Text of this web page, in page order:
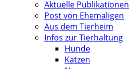
Aktuelle Publikationen
Post von Ehemaligen
Aus dem Tierheim
Infos zur Tierhaltung
Hunde
Katzen